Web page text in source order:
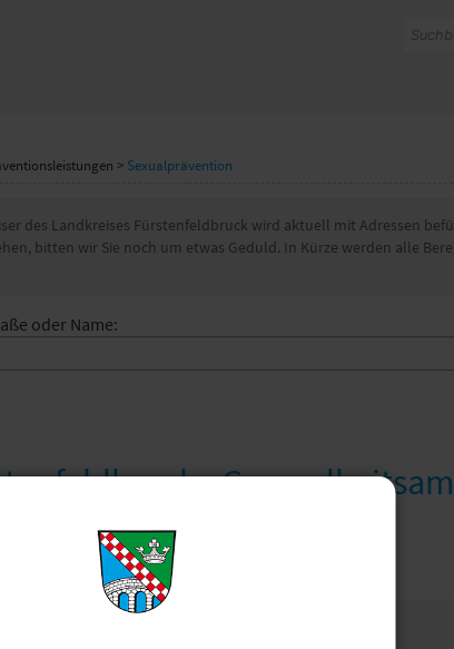
> Sexualprävention
des Landkreises Fürstenfeldbruck wird aktuell mit Adressen
bitten wir Sie noch um etwas Geduld. In Kürze werden alle
oder Name:
-
Beratungsstelle für